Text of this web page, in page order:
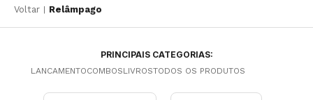
Voltar Relâmpago
PRINCIPAIS CATEGORIAS:
LANCAMENTOCOMBOSLIVROSTODOS OS PRODUTOS